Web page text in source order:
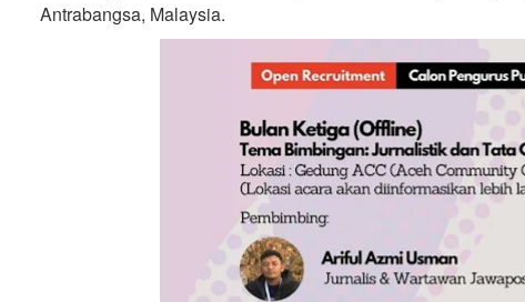
Antrabangsa, Malaysia.